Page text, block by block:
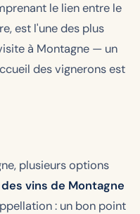
le lien entre le
est l'une des plus
à Montagne — un
des vignerons est
plusieurs options
vins de Montagne
: un bon point